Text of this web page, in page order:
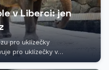
v Liberci: jen
pro uklízečky
pro uklízečky v